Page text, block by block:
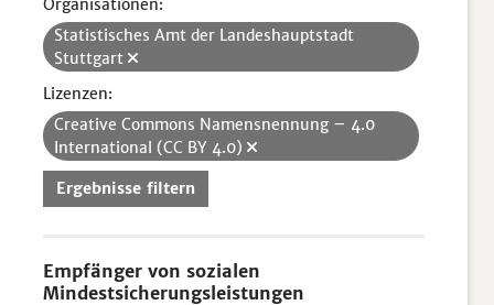
Organisationen:
Statistisches Amt der Landeshauptstadt
Stuttgart
Lizenzen:
Creative Commons Namensnennung – 4.0
International (CC BY 4.0)
Ergebnisse filtern
Empfänger von sozialen
Mindestsicherungsleistungen